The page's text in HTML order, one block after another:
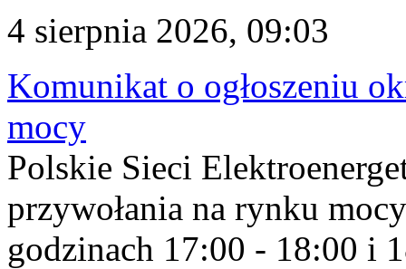
4 sierpnia 2026, 09:03
Komunikat o ogłoszeniu
mocy
Polskie Sieci
przywołania na rynku
godzinach 17:00 - 18:00 i